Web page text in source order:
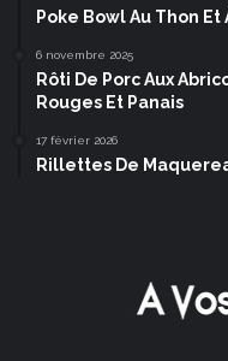
Poke Bowl Au Thon Et
6 novembre 2025
Rôti De Porc Aux
Rouges Et Panais
17 février 2026
Rillettes De